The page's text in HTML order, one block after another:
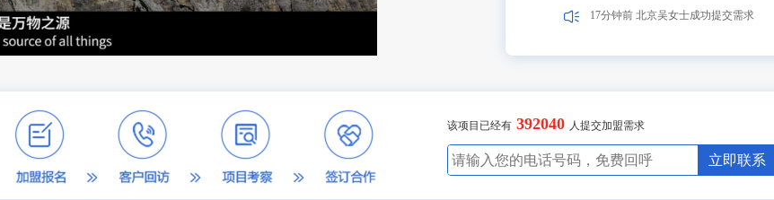
2分钟前 山东高先生成功提交需求
3分钟前 广东古先生成功提交需求
10分钟前 四川贺先生成功提交需求
27分钟前 北京吴女士成功提交需求
该项目已经有 392040 人提交加盟需求
立即联系